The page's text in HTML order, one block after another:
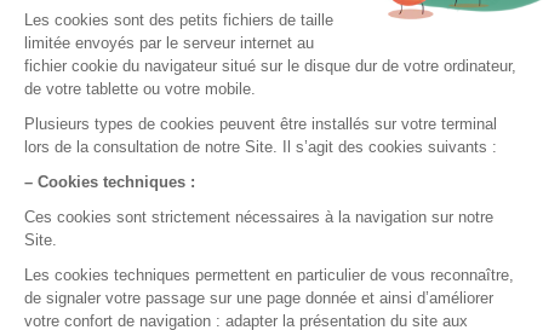
Prêt à nous essayer ?
Essayez gratuitement ou demandez une démo
Test gratuit Démo en ligne